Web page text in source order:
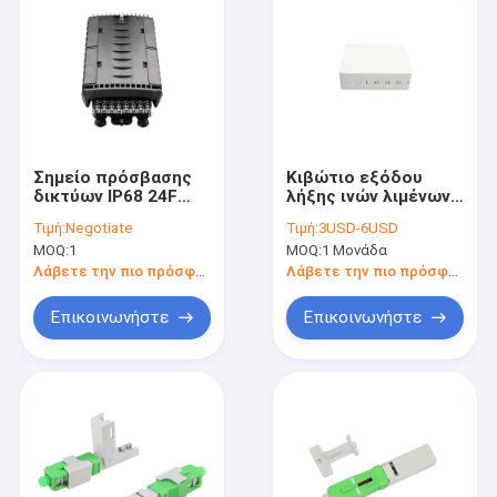
Προϊόντα
Περίπου εμείς
Σημείο πρόσβασης
δικτύων IP68 24F
περάτωση διανομής
οπτικών ινών
πτώσης τελική
Τιμή:Negotiate
MOQ:1
Λάβετε την πιο πρόσφατη τιμή
Επικοινωνήστε
Κιβώτιο εξόδου
λήξης ινών λιμένων
Τιμή:3USD-6USD
MOQ:1 Μονάδα
Λάβετε την πιο πρόσφατη τιμή
Επικοινωνήστε